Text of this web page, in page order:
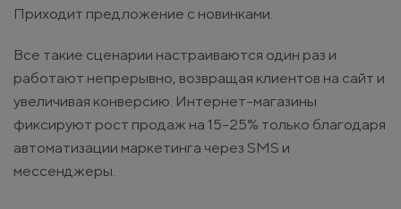
Приходит предложение с новинками.
Все такие сценарии настраиваются один раз и
работают непрерывно, возвращая клиентов на сайт и
увеличивая конверсию. Интернет-магазины
фиксируют рост продаж на 15-25% только благодаря
автоматизации маркетинга через SMS и
мессенджеры.